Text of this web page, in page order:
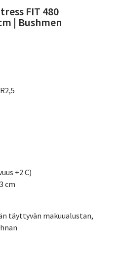
FIT 480
| Bushmen
+2 C)
cm
täyttyvän makuualustan,